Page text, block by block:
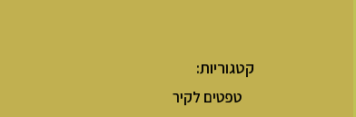
קטגוריות:
טפטים לקיר